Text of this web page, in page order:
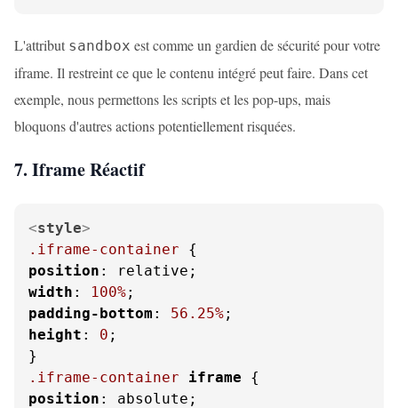
L'attribut sandbox est comme un gardien de sécurité pour votre
iframe. Il restreint ce que le contenu intégré peut faire. Dans cet
exemple, nous permettons les scripts et les pop-ups, mais
bloquons d'autres actions potentiellement risquées.
7. Iframe Réactif
<style>
.iframe-container
position
width : 100%
padding-bottom : 56.25%
height : 0 ;
.iframe-container
iframe
position